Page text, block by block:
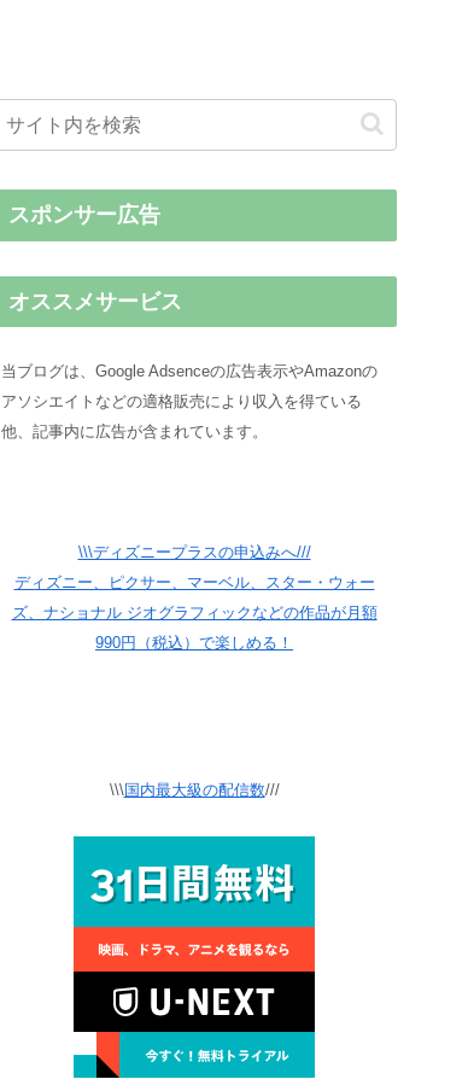
スポンサー広告
オススメサービス
当ブログは、Google Adsenceの広告表示やAmazonの
アソシエイトなどの適格販売により収入を得ている
他、記事内に広告が含まれています。
\\\ディズニープラスの申込みへ///
ディズニー、ピクサー、マーベル、スター・ウォー
ズ、ナショナル ジオグラフィックなどの作品が月額
990円（税込）で楽しめる！
\\\国内最大級の配信数///